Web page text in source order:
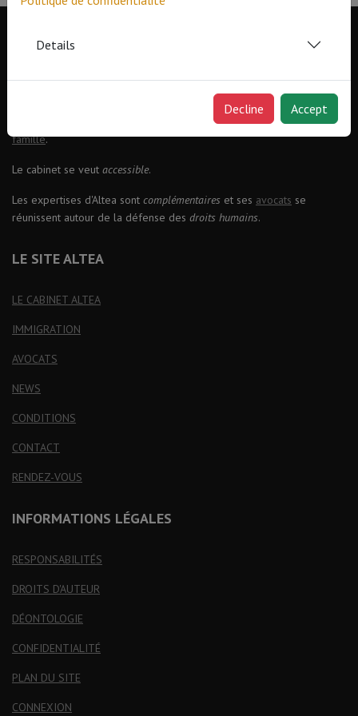
hautement spécialisésen :
Droit des
droit international privé de la
famille.
Le cabinet se veut accessible.
Les expertises d'Altea sont complémentaires et ses avocats se
réunissent autour de la défense des droits humains.
LE SITE ALTEA
LE CABINET ALTEA
IMMIGRATION
AVOCATS
NEWS
CONDITIONS
CONTACT
RENDEZ-VOUS
INFORMATIONS LÉGALES
RESPONSABILITÉS
DROITS D'AUTEUR
DÉONTOLOGIE
CONFIDENTIALITÉ
PLAN DU SITE
CONNEXION
Details
Decline Accept